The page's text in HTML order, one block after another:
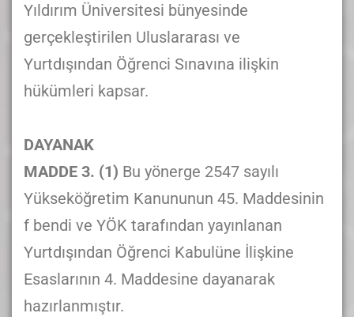
Yıldırım Üniversitesi bünyesinde
gerçekleştirilen Uluslararası ve
Yurtdışından Öğrenci Sınavına ilişkin
hükümleri kapsar.
DAYANAK
MADDE 3. (1) Bu yönerge 2547 sayılı
Yükseköğretim Kanununun 45. Maddesinin
f bendi ve YÖK tarafından yayınlanan
Yurtdışından Öğrenci Kabulüne İlişkine
Esaslarının 4. Maddesine dayanarak
hazırlanmıştır.